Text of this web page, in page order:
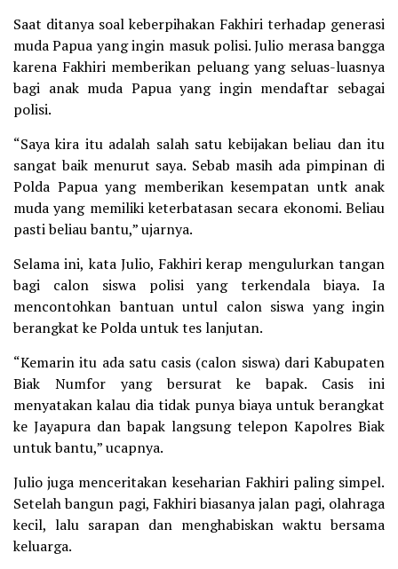
Saat ditanya soal keberpihakan Fakhiri terhadap generasi
muda Papua yang ingin masuk polisi. Julio merasa bangga
karena Fakhiri memberikan peluang yang seluas-luasnya
bagi anak muda Papua yang ingin mendaftar sebagai
polisi.
“Saya kira itu adalah salah satu kebijakan beliau dan itu
sangat baik menurut saya. Sebab masih ada pimpinan di
Polda Papua yang memberikan kesempatan untk anak
muda yang memiliki keterbatasan secara ekonomi. Beliau
pasti beliau bantu,” ujarnya.
Selama ini, kata Julio, Fakhiri kerap mengulurkan tangan
bagi calon siswa polisi yang terkendala biaya. Ia
mencontohkan bantuan untul calon siswa yang ingin
berangkat ke Polda untuk tes lanjutan.
“Kemarin itu ada satu casis (calon siswa) dari Kabupaten
Biak Numfor yang bersurat ke bapak. Casis ini
menyatakan kalau dia tidak punya biaya untuk berangkat
ke Jayapura dan bapak langsung telepon Kapolres Biak
untuk bantu,” ucapnya.
Julio juga menceritakan keseharian Fakhiri paling simpel.
Setelah bangun pagi, Fakhiri biasanya jalan pagi, olahraga
kecil, lalu sarapan dan menghabiskan waktu bersama
keluarga.